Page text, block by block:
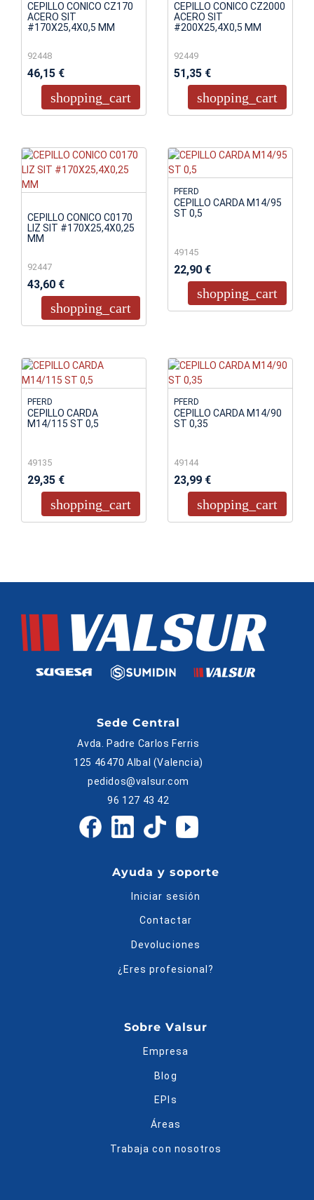
CEPILLO CONICO CZ170
ACERO SIT
#170X25,4X0,5 MM
92448
46,15 €
shopping_cart
CEPILLO CONICO CZ2000
ACERO SIT
#200X25,4X0,5 MM
92449
51,35 €
shopping_cart
CEPILLO CONICO C0170
LIZ SIT #170X25,4X0,25
MM
92447
43,60 €
shopping_cart
PFERD
CEPILLO CARDA M14/95
ST 0,5
49145
22,90 €
shopping_cart
PFERD
CEPILLO CARDA
M14/115 ST 0,5
49135
29,35 €
shopping_cart
PFERD
CEPILLO CARDA M14/90
ST 0,35
49144
23,99 €
shopping_cart
Sede Central
Avda. Padre Carlos Ferris
125 46470 Albal (Valencia)
pedidos@valsur.com
96 127 43 42
Ayuda y soporte
Iniciar sesión
Contactar
Devoluciones
¿Eres profesional?
Sobre Valsur
Empresa
Blog
EPIs
Áreas
Trabaja con nosotros